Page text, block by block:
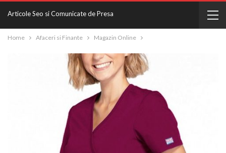
Articole Seo si Comunicate de Presa
Home Afaceri si Finante Magazin Online